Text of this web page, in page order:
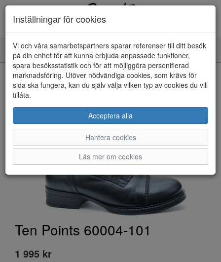
Toggle
navigation
HEM
Ten Points 60004-101
1 995 kr
Inställningar för cookies
Vi och våra samarbetspartners sparar referenser till ditt besök
på din enhet för att kunna erbjuda anpassade funktioner,
spara besöksstatistik och för att möjliggöra personifierad
marknadsföring. Utöver nödvändiga cookies, som krävs för
sida ska fungera, kan du själv välja vilken typ av cookies du vill
tillåta.
Acceptera alla
Hantera cookies
Läs mer om cookies